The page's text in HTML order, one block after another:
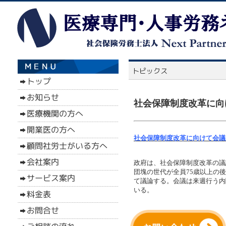
社会保障制度改革に
社会保障制度改革に向けて会
政府は、社会保障制度改革の
団塊の世代が全員75歳以上の
て議論する。会議は来週行う
いる。